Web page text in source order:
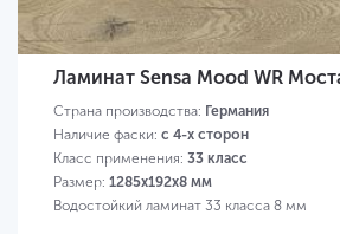
Ламинат Sensa Mood WR
Страна производства: Германия
Наличие фаски: с 4-х сторон
Класс применения: 33 класс
Размер: 1285х192х8 мм
Водостойкий ламинат 33 класса 8 мм